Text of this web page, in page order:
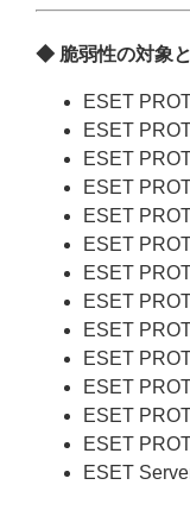
◆ 脆弱性の対象
ESET
ESET
ESET
ESET
ESET
ESET
ESET
ESET
ESET
ESET
ESET
ESET
ESET
ESET